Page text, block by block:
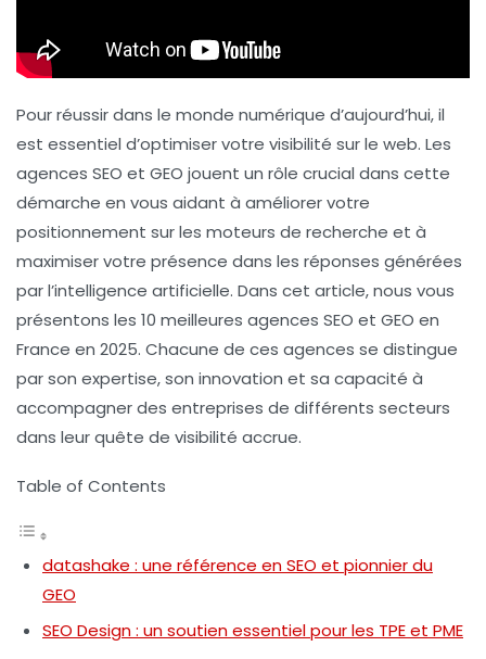
Pour réussir dans le monde numérique d’aujourd’hui, il
est essentiel d’optimiser votre visibilité sur le web. Les
agences SEO et GEO jouent un rôle crucial dans cette
démarche en vous aidant à améliorer votre
positionnement sur les moteurs de recherche et à
maximiser votre présence dans les réponses générées
par l’intelligence artificielle. Dans cet article, nous vous
présentons les 10 meilleures agences SEO et GEO en
France en 2025. Chacune de ces agences se distingue
par son expertise, son innovation et sa capacité à
accompagner des entreprises de différents secteurs
dans leur quête de visibilité accrue.
Table of Contents
datashake : une référence en SEO et pionnier du
GEO
SEO Design : un soutien essentiel pour les TPE et PME